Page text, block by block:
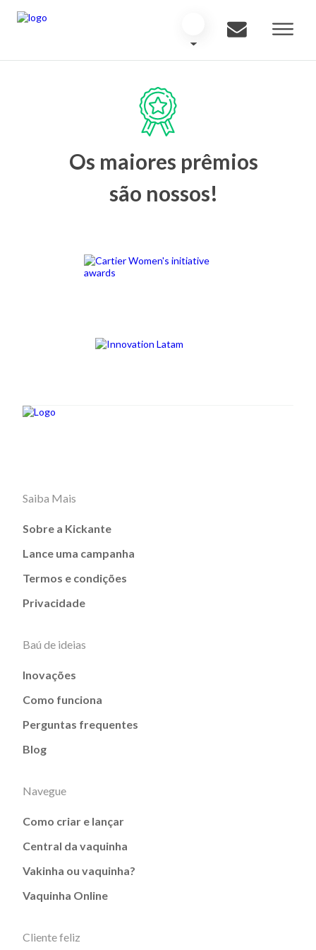
Os maiores prêmios
são nossos!
Saiba Mais
Sobre a Kickante
Lance uma campanha
Termos e condições
Privacidade
Baú de ideias
Inovações
Como funciona
Perguntas frequentes
Blog
Navegue
Como criar e lançar
Central da vaquinha
Vakinha ou vaquinha?
Vaquinha Online
Cliente feliz